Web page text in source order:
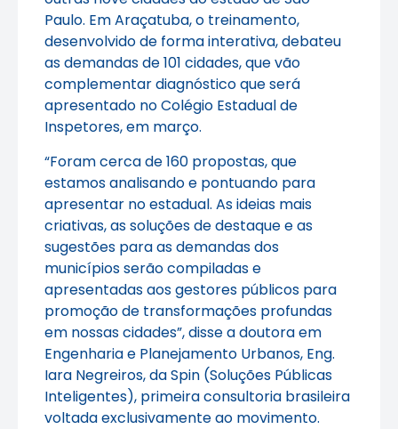
Paulo. Em Araçatuba, o treinamento,
desenvolvido de forma interativa, debateu
as demandas de 101 cidades, que vão
complementar diagnóstico que será
apresentado no Colégio Estadual de
Inspetores, em março.
“Foram cerca de 160 propostas, que
estamos analisando e pontuando para
apresentar no estadual. As ideias mais
criativas, as soluções de destaque e as
sugestões para as demandas dos
municípios serão compiladas e
apresentadas aos gestores públicos para
promoção de transformações profundas
em nossas cidades”, disse a doutora em
Engenharia e Planejamento Urbanos, Eng.
Iara Negreiros, da Spin (Soluções Públicas
Inteligentes), primeira consultoria brasileira
voltada exclusivamente ao movimento.